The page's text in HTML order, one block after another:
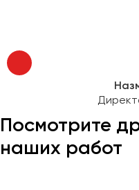
Посмотрите
наших работ
Хабаровск
Череповец